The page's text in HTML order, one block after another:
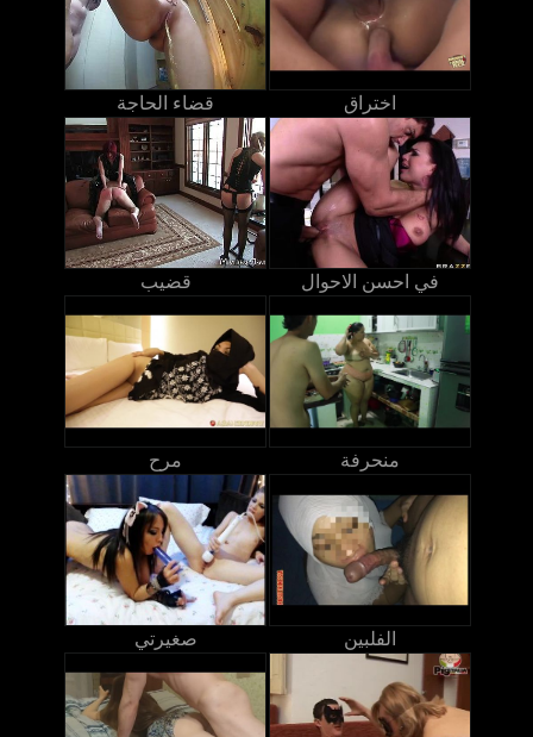
قضاء الحاجة اختراق
قضيب في احسن الاحوال
مرح منحرفة
صغيرتي الفلبين